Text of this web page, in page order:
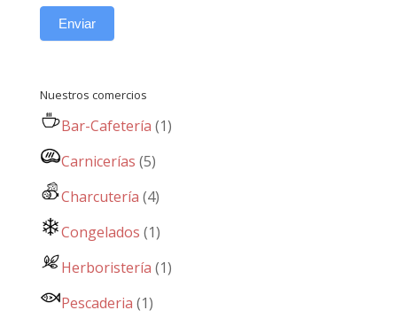
Enviar
Nuestros comercios
Bar-Cafetería (1)
Carnicerías (5)
Charcutería (4)
Congelados (1)
Herboristería (1)
Pescaderia (1)